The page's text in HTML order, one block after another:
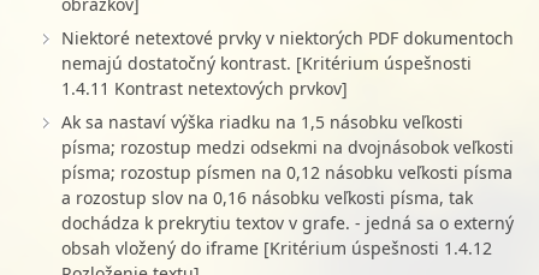
Niektoré netextové prvky v niektorých PDF dokumentoch
nemajú dostatočný kontrast. [Kritérium úspešnosti
1.4.11 Kontrast netextových prvkov]
Ak sa nastaví výška riadku na 1,5 násobku veľkosti
písma; rozostup medzi odsekmi na dvojnásobok veľkosti
písma; rozostup písmen na 0,12 násobku veľkosti písma
a rozostup slov na 0,16 násobku veľkosti písma, tak
dochádza k prekrytiu textov v grafe. - jedná sa o externý
obsah vložený do iframe [Kritérium úspešnosti 1.4.12